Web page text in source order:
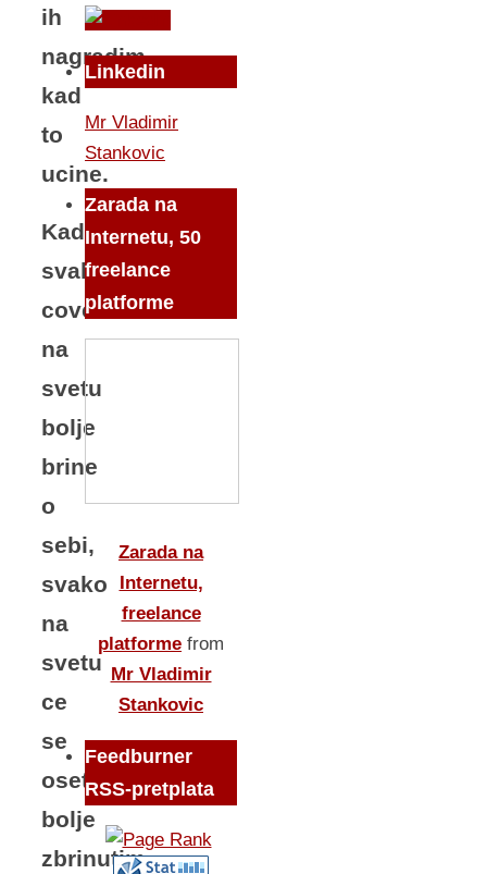
ih
nagradim
kad
to
ucine.
Kada
svaki
covek
na
svetu
bolje
brine
o
sebi,
svako
na
svetu
ce
se
osetiti
bolje
zbrinutim
Linkedin
Mr Vladimir
Stankovic
Zarada na
Internetu, 50
freelance
platforme
Zarada na
Internetu,
freelance
platforme from
Mr Vladimir
Stankovic
Feedburner
RSS-pretplata